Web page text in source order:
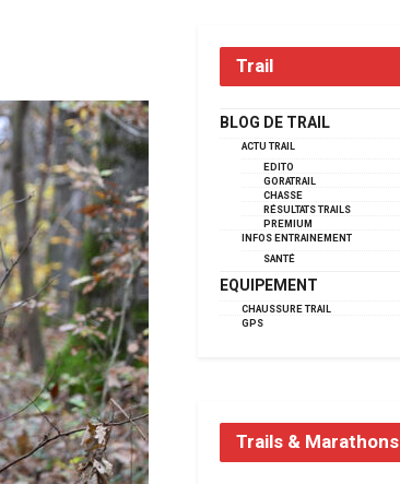
Trail
BLOG DE TRAIL
ACTU TRAIL
EDITO
GORATRAIL
CHASSE
RÉSULTATS TRAILS
PREMIUM
INFOS ENTRAINEMENT
SANTÉ
EQUIPEMENT
CHAUSSURE TRAIL
GPS
Trails & Marathons